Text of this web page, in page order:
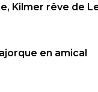
Kilmer rêve de
en amical